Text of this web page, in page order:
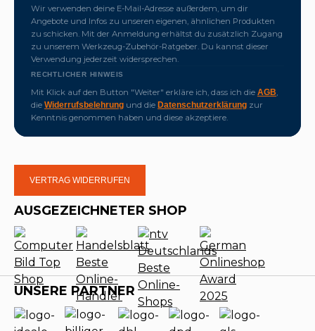
Wir verwenden deine E-Mail-Adresse außerdem, um dir
Angebote und Infos zu unseren eigenen, ähnlichen Produkten
zu schicken. Mit der Anmeldung erhältst du zusätzlich Zugang
zu unserem Werkzeug-Zubehör-Ratgeber. Du kannst dieser
Verwendung jederzeit widersprechen.
RECHTLICHER HINWEIS
Mit Klick auf den Button "Weiter" erkläre ich, dass ich die AGB
die Widerrufsbelehrung und die Datenschutzerklärung zur
Kenntnis genommen haben und diese akzeptiere.
VERTRAG WIDERRUFEN
AUSGEZEICHNETER SHOP
UNSERE PARTNER